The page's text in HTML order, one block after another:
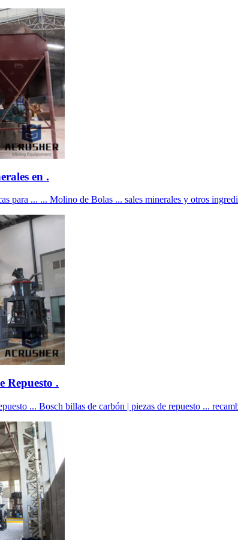
en .
para ... ... Molino de Bolas ... sales minerales y otros
Repuesto .
... Bosch billas de carbón | piezas de repuesto ...